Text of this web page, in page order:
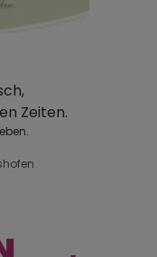
Zeiten.